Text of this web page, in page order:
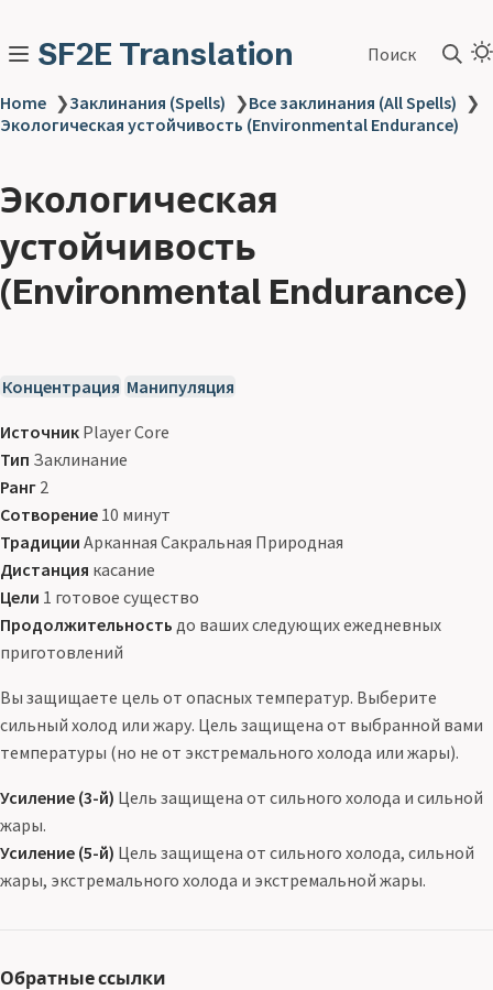
SF2E Translation Поиск
Home ❯Заклинания (Spells) ❯Все заклинания (All Spells) ❯
Экологическая устойчивость (Environmental Endurance)
Экологическая
устойчивость
(Environmental Endurance)
Концентрация Манипуляция
Источник Player Core
Тип Заклинание
Ранг 2
Сотворение 10 минут
Традиции Арканная Сакральная Природная
Дистанция касание
Цели 1 готовое существо
Продолжительность до ваших следующих ежедневных
приготовлений
Вы защищаете цель от опасных температур. Выберите
сильный холод или жару. Цель защищена от выбранной вами
температуры (но не от экстремального холода или жары).
Усиление (3-й) Цель защищена от сильного холода и сильной
жары.
Усиление (5-й) Цель защищена от сильного холода, сильной
жары, экстремального холода и экстремальной жары.
Обратные ссылки